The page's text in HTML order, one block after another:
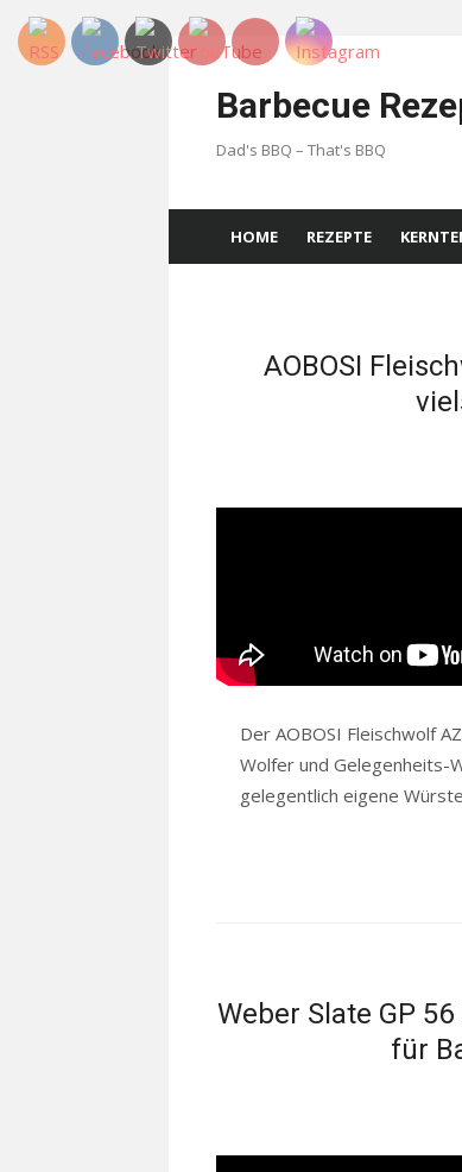
Skip
Barbecue
Dad's BBQ – That's BBQ
HOME REZEPTE
AOBOSI
Der AOBOSI Fleischwolf
Wolfer und Gelegenheits-
gelegentlich eigene
Weber Slate GP
für